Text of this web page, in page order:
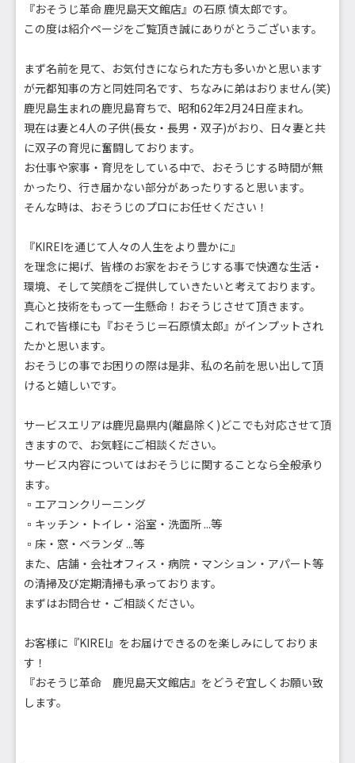
『おそうじ革命 鹿児島天文館店』の石原 慎太郎です。
この度は紹介ページをご覧頂き誠にありがとうございます。
まず名前を見て、お気付きになられた方も多いかと思います
が元都知事の方と同姓同名です、ちなみに弟はおりません(笑)
鹿児島生まれの鹿児島育ちで、昭和62年2月24日産まれ。
現在は妻と4人の子供(長女・長男・双子)がおり、日々妻と共
に双子の育児に奮闘しております。
お仕事や家事・育児をしている中で、おそうじする時間が無
かったり、行き届かない部分があったりすると思います。
そんな時は、おそうじのプロにお任せください！
『KIREIを通じて人々の人生をより豊かに』
を理念に掲げ、皆様のお家をおそうじする事で快適な生活・
環境、そして笑顔をご提供していきたいと考えております。
真心と技術をもって一生懸命！おそうじさせて頂きます。
これで皆様にも『おそうじ＝石原慎太郎』がインプットされ
たかと思います。
おそうじの事でお困りの際は是非、私の名前を思い出して頂
けると嬉しいです。
サービスエリアは鹿児島県内(離島除く)どこでも対応させて頂
きますので、お気軽にご相談ください。
サービス内容についてはおそうじに関することなら全般承り
ます。
▫︎エアコンクリーニング
▫︎キッチン・トイレ・浴室・洗面所 ...等
▫︎床・窓・ベランダ ...等
また、店舗・会社オフィス・病院・マンション・アパート等
の清掃及び定期清掃も承っております。
まずはお問合せ・ご相談ください。
お客様に『KIREI』をお届けできるのを楽しみにしておりま
す！
『おそうじ革命 鹿児島天文館店』をどうぞ宜しくお願い致
します。